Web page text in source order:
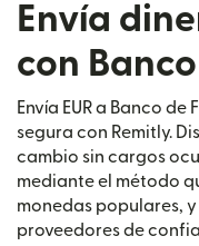
Envía
con
Envía EUR a Banco
segura con Remitly.
cambio sin cargos
mediante el método
monedas populares,
proveedores de